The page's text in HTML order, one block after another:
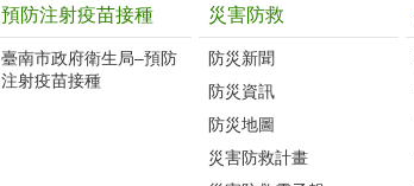
預防注射疫苗接種
臺南市政府衛生局–預防
注射疫苗接種
災害防救
防災新聞
防災資訊
防災地圖
災害防救計畫